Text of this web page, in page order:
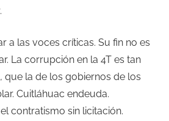
a las voces críticas. Su fin no es
La corrupción en la 4T es tan
que la de los gobiernos de los
Cuitláhuac endeuda.
contratismo sin licitación.